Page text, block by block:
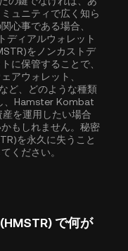
ュニティで広く知ら
心事である場合、
ィアルウォレット
をノンカストデ
に保管することで、
アウォレット、
ど、どのような種類
、Hamster Kombat
を運用したい場合
もしれません。秘密
を永久に失うこと
ください。
で何が